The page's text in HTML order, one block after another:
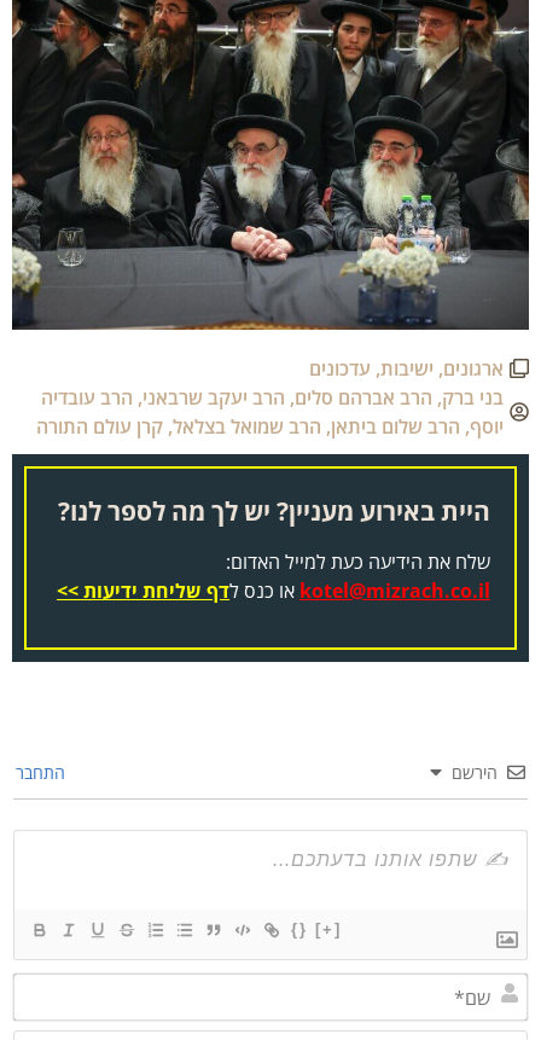
ארגונים,ישיבות,עדכונים
בני ברק,הרב אברהם סלים,הרב יעקב שרבאני,הרב עובדיה
יוסף,הרב שלום ביתאן,הרב שמואל בצלאל,קרן עולם התורה
היית באירוע מעניין? יש לך מה לספר לנו?
שלח את הידיעה כעת למייל האדום:
kotel@mizrach.co.ilאו כנס לדף שליחת ידיעות >>
הירשם התחבר
{} [+]